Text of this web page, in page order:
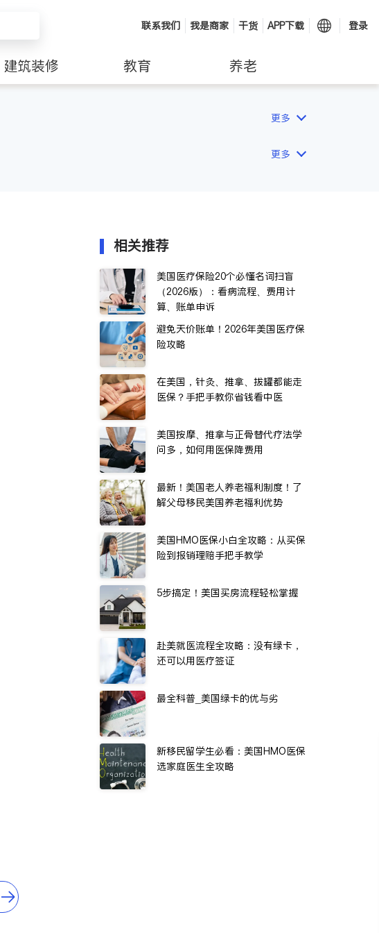
联系我们 我是商家 干货 APP下载 登录
建筑装修 教育 养老
更多
更多
相关推荐
美国医疗保险20个必懂名词扫盲
（2026版）：看病流程、费用计
算、账单申诉
避免天价账单！2026年美国医疗保
险攻略
在美国，针灸、推拿、拔罐都能走
医保？手把手教你省钱看中医
美国按摩、推拿与正骨替代疗法学
问多，如何用医保降费用
最新！美国老人养老福利制度！了
解父母移民美国养老福利优势
美国HMO医保小白全攻略：从买保
险到报销理赔手把手教学
5步搞定！美国买房流程轻松掌握
赴美就医流程全攻略：没有绿卡，
还可以用医疗签证
最全科普_美国绿卡的优与劣
新移民留学生必看：美国HMO医保
选家庭医生全攻略